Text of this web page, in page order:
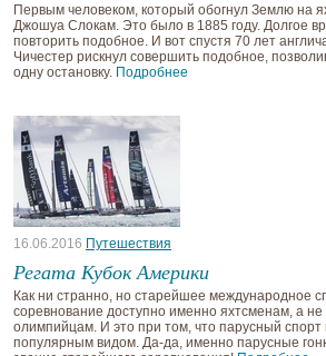
Первым человеком, который обогнул Землю на
Джошуа Слокам. Это было в 1885 году. Долгое
повторить подобное. И вот спустя 70 лет
Чичестер рискнул совершить подобное,
одну остановку. Подробнее
16.06.2016 Путешествия
Регата Кубок Америки
Как ни странно, но старейшее международное
соревнование доступно именно яхтсменам, а
олимпийцам. И это при том, что парусный
популярным видом. Да-да, именно парусные